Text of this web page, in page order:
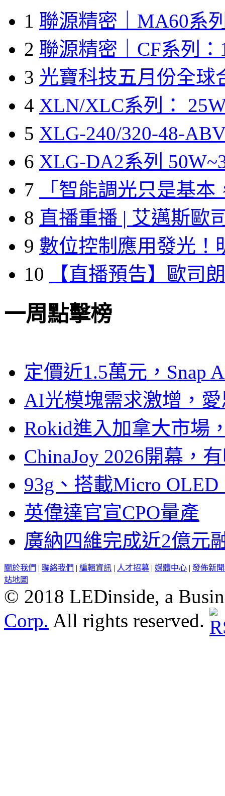
1 聯源精密｜MA60系
2 聯源精密｜CF系列：
3 光寶科技五月份全球
4 XLN/XLC系列：
5 XLG-240/320-48-
6 XLG-DA2系列
7
「智能調光只是基本
8 直播重播 | 艾邁斯歐
9 數位控制應用發光！
10
【直播預告】歐司
一周點擊榜
定價近1.5萬元，Snap
AI光模塊需求激增，
Rokid進入加拿大市場
ChinaJoy 2026開幕，
93g、搭載Micro
英偉達官宣CPO量產
廣納四維完成近2億元
關於我們 | 聯絡我們 | 編輯資訊 | 人才招募 | 媒體中心 | 發佈新
站地圖
© 2018 LEDinside, a
Corp. All rights reserved.